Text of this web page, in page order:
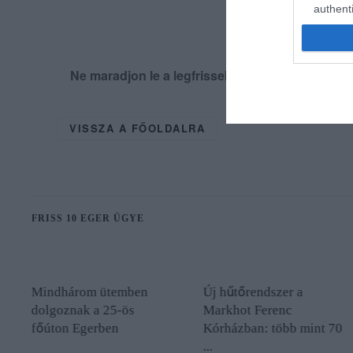
Ne maradjon le a legfrissebb hírekről,
VISSZA A FŐOLDALRA
FRISS 10 EGER ÜGYE
Mindhárom ütemben
dolgoznak a 25-ös
főúton Egerben
Új hűtőrendszer a
Markhot Ferenc
Kórházban: több mint 70
...